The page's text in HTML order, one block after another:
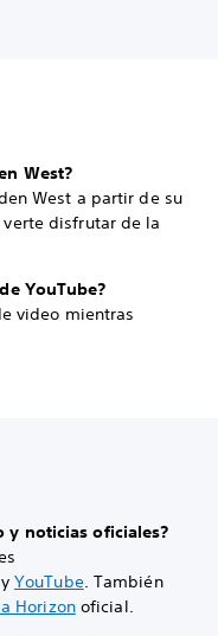
West?
West a partir de su
disfrutar de la
YouTube?
video mientras
y noticias oficiales?
YouTube. También
Horizonoficial.